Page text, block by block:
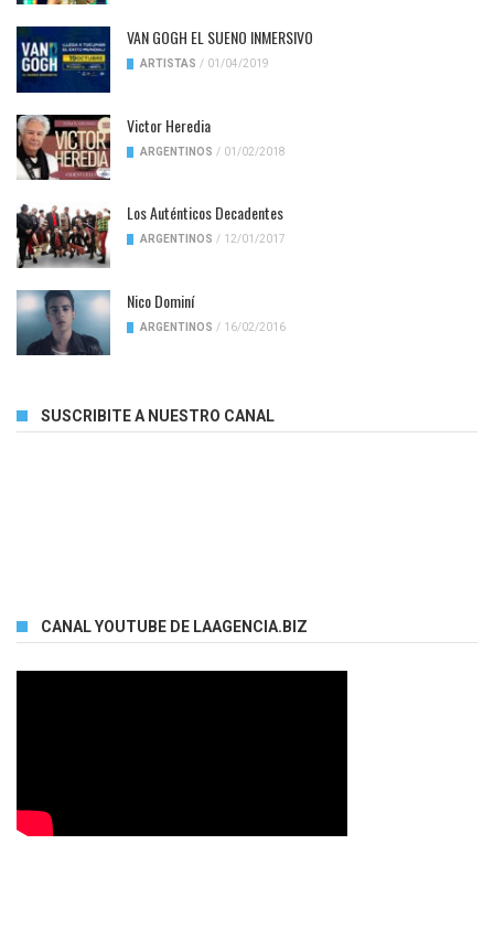
VAN GOGH EL SUENO INMERSIVO
ARTISTAS / 01/04/2019
Victor Heredia
ARGENTINOS / 01/02/2018
Los Auténticos Decadentes
ARGENTINOS / 12/01/2017
Nico Dominí
ARGENTINOS / 16/02/2016
SUSCRIBITE A NUESTRO CANAL
CANAL YOUTUBE DE LAAGENCIA.BIZ